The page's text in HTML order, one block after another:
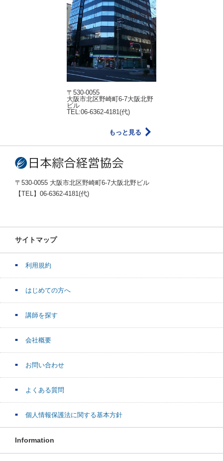
〒530-0055
大阪市北区野崎町6-7大阪北野
ビル
TEL:06-6362-4181(代)
もっと見る
〒530-0055 大阪市北区野崎町6-7大阪北野ビル
【TEL】06-6362-4181(代)
サイトマップ
利用規約
はじめての方へ
講師を探す
会社概要
お問い合わせ
よくある質問
個人情報保護法に関する基本方針
Information